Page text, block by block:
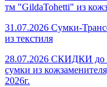
тм "GildaTohetti" из
31.07.2026 Сумки-
из текстиля
28.07.2026 СКИДКИ до
сумки из
2026г.